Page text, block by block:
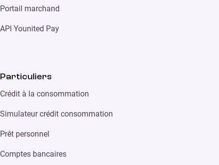
Portail marchand
API Younited Pay
Particuliers
Crédit à la consommation
Simulateur crédit consommation
Prêt personnel
Comptes bancaires